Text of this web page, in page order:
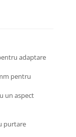
adaptare
pentru
un aspect
purtare